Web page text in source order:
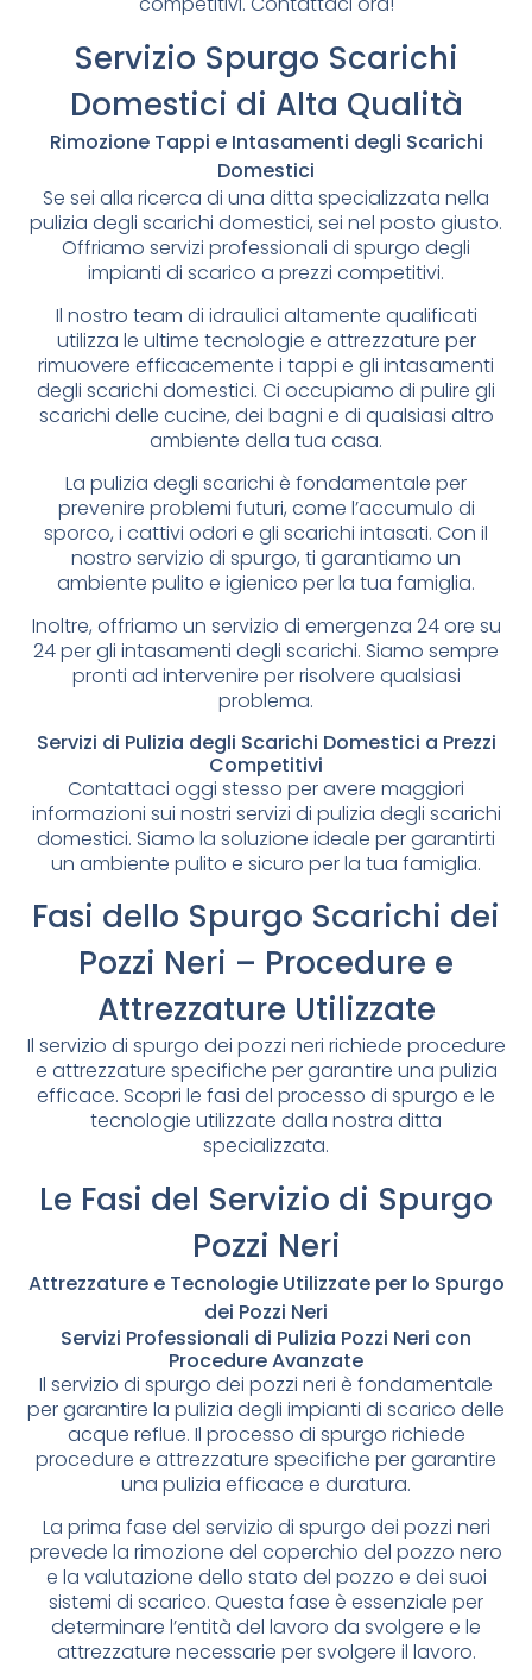
Servizio Spurgo Scarichi
Domestici di Alta Qualità
Rimozione Tappi e Intasamenti degli Scarichi
Domestici
Se sei alla ricerca di una ditta specializzata nella
pulizia degli scarichi domestici, sei nel posto giusto.
Offriamo servizi professionali di spurgo degli
impianti di scarico a prezzi competitivi.
Il nostro team di idraulici altamente qualificati
utilizza le ultime tecnologie e attrezzature per
rimuovere efficacemente i tappi e gli intasamenti
degli scarichi domestici. Ci occupiamo di pulire gli
scarichi delle cucine, dei bagni e di qualsiasi altro
ambiente della tua casa.
La pulizia degli scarichi è fondamentale per
prevenire problemi futuri, come l’accumulo di
sporco, i cattivi odori e gli scarichi intasati. Con il
nostro servizio di spurgo, ti garantiamo un
ambiente pulito e igienico per la tua famiglia.
Inoltre, offriamo un servizio di emergenza 24 ore su
24 per gli intasamenti degli scarichi. Siamo sempre
pronti ad intervenire per risolvere qualsiasi
problema.
Servizi di Pulizia degli Scarichi Domestici a Prezzi
Competitivi
Contattaci oggi stesso per avere maggiori
informazioni sui nostri servizi di pulizia degli scarichi
domestici. Siamo la soluzione ideale per garantirti
un ambiente pulito e sicuro per la tua famiglia.
Fasi dello Spurgo Scarichi dei
Pozzi Neri – Procedure e
Attrezzature Utilizzate
Il servizio di spurgo dei pozzi neri richiede procedure
e attrezzature specifiche per garantire una pulizia
efficace. Scopri le fasi del processo di spurgo e le
tecnologie utilizzate dalla nostra ditta
specializzata.
Le Fasi del Servizio di Spurgo
Pozzi Neri
Attrezzature e Tecnologie Utilizzate per lo Spurgo
dei Pozzi Neri
Servizi Professionali di Pulizia Pozzi Neri con
Procedure Avanzate
Il servizio di spurgo dei pozzi neri è fondamentale
per garantire la pulizia degli impianti di scarico delle
acque reflue. Il processo di spurgo richiede
procedure e attrezzature specifiche per garantire
una pulizia efficace e duratura.
La prima fase del servizio di spurgo dei pozzi neri
prevede la rimozione del coperchio del pozzo nero
e la valutazione dello stato del pozzo e dei suoi
sistemi di scarico. Questa fase è essenziale per
determinare l’entità del lavoro da svolgere e le
attrezzature necessarie per svolgere il lavoro.